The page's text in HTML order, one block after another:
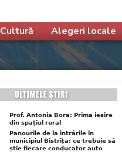
Cultură Alegeri locale
Prof. Antonia Bora: Prima ieșire
din spațiul rural
Panourile de la intrările în
municipiul Bistrița: ce trebuie să
știe fiecare conducător auto